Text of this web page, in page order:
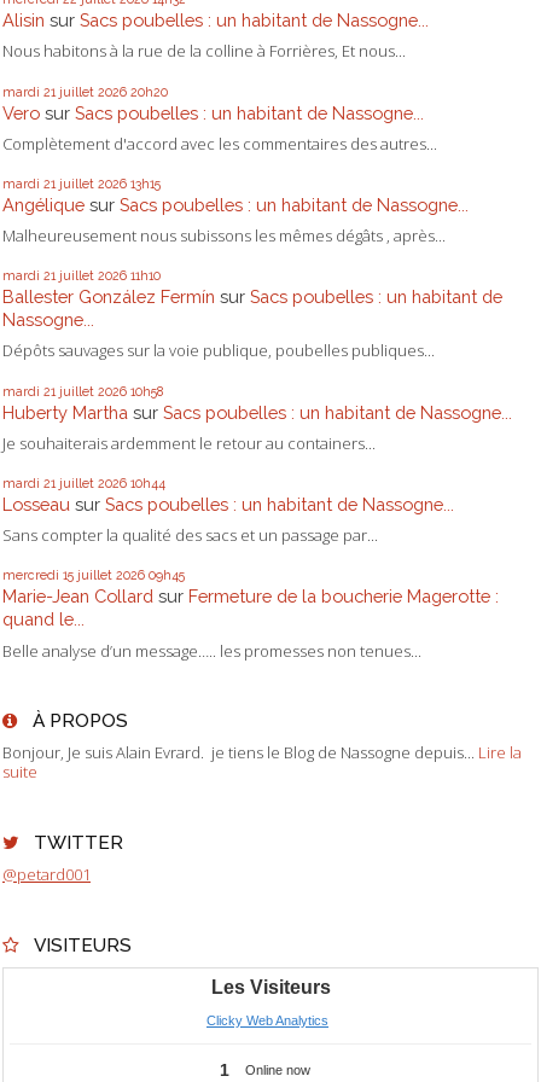
Alisin sur Sacs poubelles : un habitant de Nassogne...
Nous habitons à la rue de la colline à Forrières, Et nous...
mardi 21 juillet 2026 20h20
Vero sur Sacs poubelles : un habitant de Nassogne...
Complètement d'accord avec les commentaires des autres...
mardi 21 juillet 2026 13h15
Angélique sur Sacs poubelles : un habitant de Nassogne...
Malheureusement nous subissons les mêmes dégâts , après...
mardi 21 juillet 2026 11h10
Ballester González Fermín sur Sacs poubelles : un habitant de
Nassogne...
Dépôts sauvages sur la voie publique, poubelles publiques...
mardi 21 juillet 2026 10h58
Huberty Martha sur Sacs poubelles : un habitant de Nassogne...
Je souhaiterais ardemment le retour au containers...
mardi 21 juillet 2026 10h44
Losseau sur Sacs poubelles : un habitant de Nassogne...
Sans compter la qualité des sacs et un passage par...
mercredi 15 juillet 2026 09h45
Marie-Jean Collard sur Fermeture de la boucherie Magerotte :
quand le...
Belle analyse d’un message….. les promesses non tenues...
À PROPOS
Bonjour, Je suis Alain Evrard. je tiens le Blog de Nassogne depuis... Lire la
suite
TWITTER
@petard001
VISITEURS